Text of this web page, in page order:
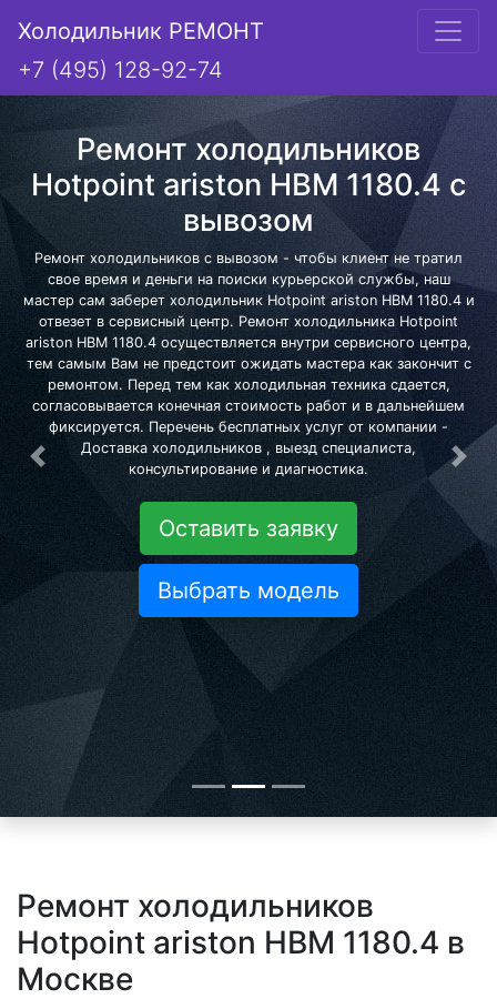
Холодильник РЕМОНТ
+7 (495) 128-92-74
Ремонт холодильников
Hotpoint ariston HBM 1180.4 с
вывозом
Ремонт холодильников с вывозом - чтобы клиент не тратил
свое время и деньги на поиски курьерской службы, наш
мастер сам заберет холодильник Hotpoint ariston HBM 1180.4 и
отвезет в сервисный центр. Ремонт холодильника Hotpoint
ariston HBM 1180.4 осуществляется внутри сервисного центра,
тем самым Вам не предстоит ожидать мастера как закончит с
ремонтом. Перед тем как холодильная техника сдается,
согласовывается конечная стоимость работ и в дальнейшем
фиксируется. Перечень бесплатных услуг от компании -
Доставка холодильников , выезд специалиста,
консультирование и диагностика.
Оставить заявку
Выбрать модель
Предыдущая
Ремонт холодильников
Hotpoint ariston HBM 1180.4 в
Москве